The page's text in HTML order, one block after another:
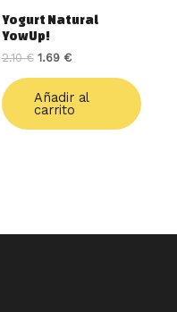
Yogurt Natural
YowUp!
2.10€ 1.69 €
Añadir al
carrito